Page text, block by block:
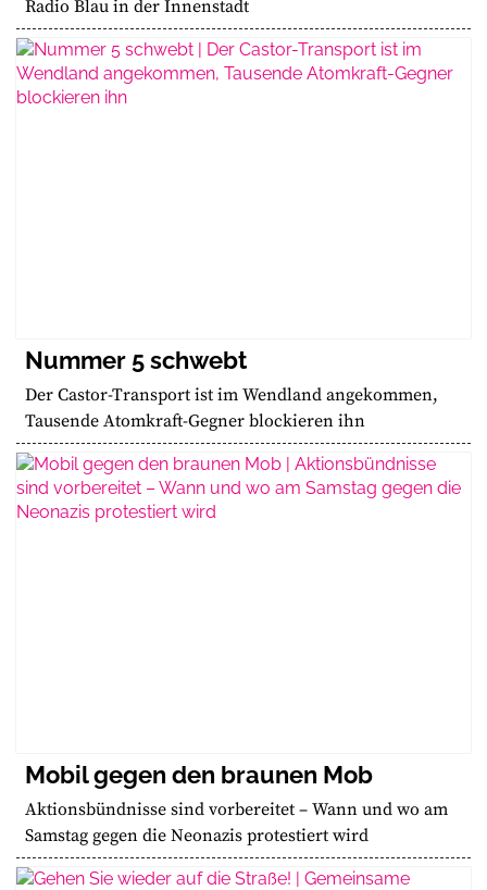
Radio Blau in der Innenstadt
Nummer 5 schwebt
Der Castor-Transport ist im Wendland angekommen,
Tausende Atomkraft-Gegner blockieren ihn
Mobil gegen den braunen Mob
Aktionsbündnisse sind vorbereitet – Wann und wo am
Samstag gegen die Neonazis protestiert wird